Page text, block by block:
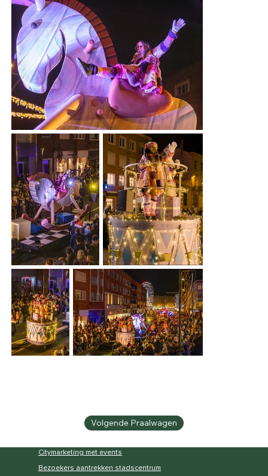
Volgende Praalwagen
Citymarketing met events
Bezoekers aantrekken stadscentrum